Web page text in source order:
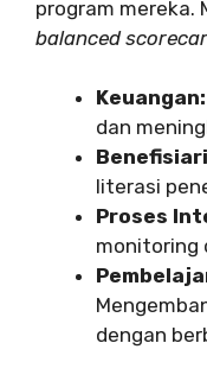
program mereka.
balanced
Keuangan:
dan
literasi
Proses
monitoring
dengan